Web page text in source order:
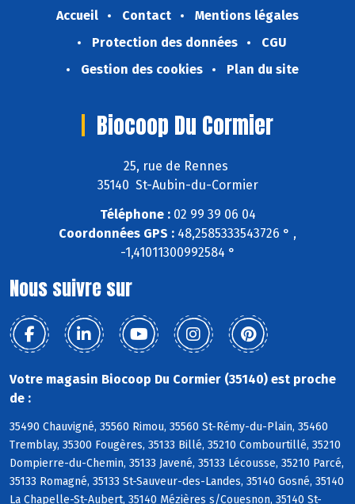
Accueil Contact
Mentions légales
Protection des données
CGU
Gestion des cookies
Plan du site
Biocoop Du Cormier
25, rue de Rennes
35140 St-Aubin-du-Cormier
Téléphone :02 99 39 06 04
Coordonnées GPS : 48,2585333543726 ° ,
-1,41011300992584 °
Nous suivre sur
Votre magasin Biocoop Du Cormier (35140) est proche
de :
35490 Chauvigné, 35560 Rimou, 35560 St-Rémy-du-Plain, 35460
Tremblay, 35300 Fougères, 35133 Billé, 35210 Combourtillé, 35210
Dompierre-du-Chemin, 35133 Javené, 35133 Lécousse, 35210 Parcé,
35133 Romagné, 35133 St-Sauveur-des-Landes, 35140 Gosné, 35140
La Chapelle-St-Aubert, 35140 Mézières s/Couesnon, 35140 St-